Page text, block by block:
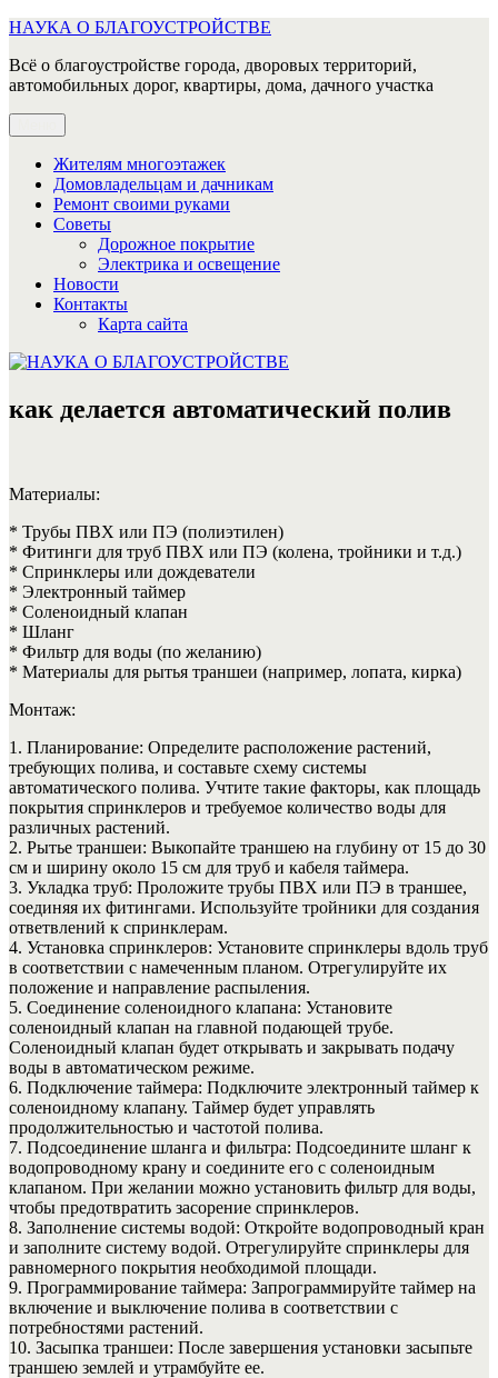
Перейти
содержимому
НАУКА О БЛАГОУСТРОЙСТВЕ
Всё о благоустройстве города, дворовых территорий,
автомобильных дорог, квартиры, дома, дачного участка
Жителям многоэтажек
Домовладельцам и дачникам
Ремонт своими руками
Советы
Дорожное покрытие
Электрика и освещение
Новости
Контакты
Карта сайта
как делается автоматический полив
Материалы:
* Трубы ПВХ или ПЭ (полиэтилен)
* Фитинги для труб ПВХ или ПЭ (колена, тройники и т.д.)
* Спринклеры или дождеватели
* Электронный таймер
* Соленоидный клапан
* Шланг
* Фильтр для воды (по желанию)
* Материалы для рытья траншеи (например, лопата, кирка)
Монтаж:
1. Планирование: Определите расположение растений,
требующих полива, и составьте схему системы
автоматического полива. Учтите такие факторы, как площадь
покрытия спринклеров и требуемое количество воды для
различных растений.
2. Рытье траншеи: Выкопайте траншею на глубину от 15 до 30
см и ширину около 15 см для труб и кабеля таймера.
3. Укладка труб: Проложите трубы ПВХ или ПЭ в траншее,
соединяя их фитингами. Используйте тройники для создания
ответвлений к спринклерам.
4. Установка спринклеров: Установите спринклеры вдоль труб
в соответствии с намеченным планом. Отрегулируйте их
положение и направление распыления.
5. Соединение соленоидного клапана: Установите
соленоидный клапан на главной подающей трубе.
Соленоидный клапан будет открывать и закрывать подачу
воды в автоматическом режиме.
6. Подключение таймера: Подключите электронный таймер к
соленоидному клапану. Таймер будет управлять
продолжительностью и частотой полива.
7. Подсоединение шланга и фильтра: Подсоедините шланг к
водопроводному крану и соедините его с соленоидным
клапаном. При желании можно установить фильтр для воды,
чтобы предотвратить засорение спринклеров.
8. Заполнение системы водой: Откройте водопроводный кран
и заполните систему водой. Отрегулируйте спринклеры для
равномерного покрытия необходимой площади.
9. Программирование таймера: Запрограммируйте таймер на
включение и выключение полива в соответствии с
потребностями растений.
10. Засыпка траншеи: После завершения установки засыпьте
траншею землей и утрамбуйте ее.